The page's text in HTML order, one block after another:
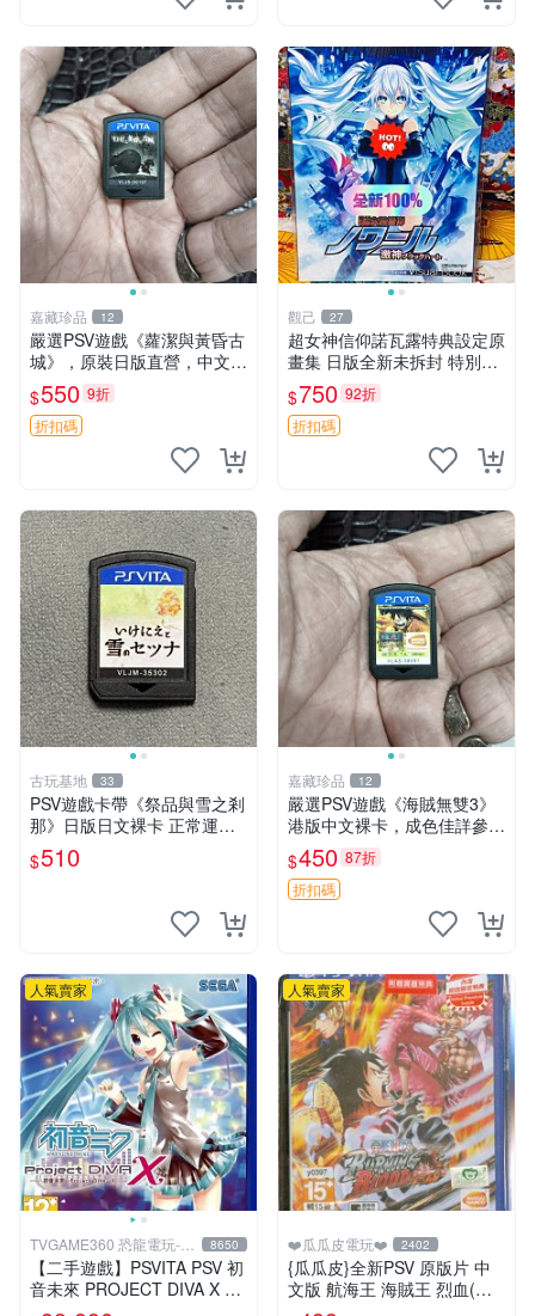
嘉藏珍品 12
嚴選PSV遊戲《蘿潔與黃昏古
城》，原裝日版直營，中文簡
體字顯示 蘿潔 黃昏 古城
$550 9折
折扣碼
觀己 27
超女神信仰諾瓦露特典設定原
畫集 日版全新未拆封 特別推
薦 收藏必備 PSV 游戲 發售限
定 原創漫畫 限量版 PSV 游戲
超女神信仰諾瓦露 原畫集 日
$750 92折
折扣碼
古玩基地 33
PSV遊戲卡帶《祭品與雪之剎
那》日版日文裸卡 正常運行
限索尼PSV機器專用 避免誤
買 祭品 雪之剎那 PSV
$510
嘉藏珍品 12
嚴選PSV遊戲《海賊無雙3》
港版中文裸卡，成色佳詳參照
照片 製作畫面重制 動作遊戲
PS3版 動作游戲 無雙系列
$450 87折
折扣碼
人氣賣家
TVGAME360 恐龍電玩-台
中店
8650
【二手遊戲】PSVITA PSV 初
音未來 PROJECT DIVA X 名
伶計畫X 中文版【台中恐龍電
人氣賣家
❤️瓜瓜皮電玩❤️ 2402
{瓜瓜皮}全新PSV 原版片 中
文版 航海王 海賊王 烈血(內
附初回特點-不清楚有沒有過